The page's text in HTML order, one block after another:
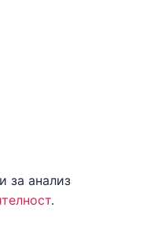
за анализ
.